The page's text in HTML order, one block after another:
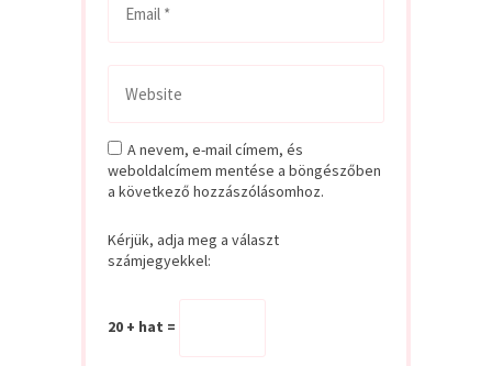
A nevem, e-mail címem, és
weboldalcímem mentése a böngészőben
a következő hozzászólásomhoz.
Kérjük, adja meg a választ
számjegyekkel:
20 + hat =